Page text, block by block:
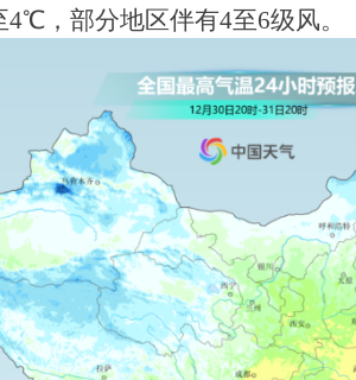
，部分地区伴有4至6级风。